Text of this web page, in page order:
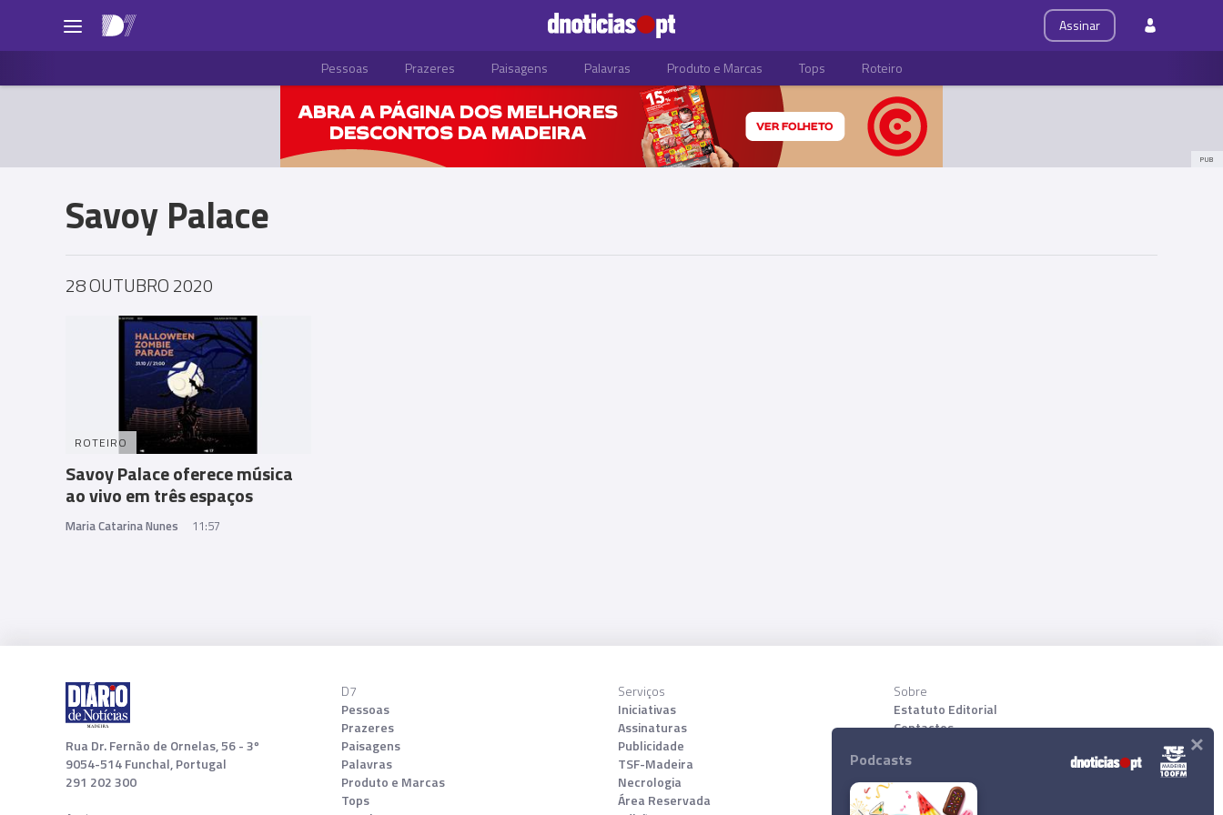
Assinar
Pessoas Prazeres Paisagens Palavras Produto e Marcas Tops Roteiro
PUB
Savoy Palace
28 OUTUBRO 2020
ROTEIRO
Savoy Palace oferece música
ao vivo em três espaços
Maria Catarina Nunes 11:57
Rua Dr. Fernão de Ornelas, 56 - 3º
9054-514 Funchal, Portugal
291 202 300
D7
Pessoas
Prazeres
Paisagens
Palavras
Produto e Marcas
Tops
Serviços
Iniciativas
Assinaturas
Publicidade
TSF-Madeira
Necrologia
Área Reservada
Sobre
Estatuto Editorial
Contactos
Download App
Podcasts ×